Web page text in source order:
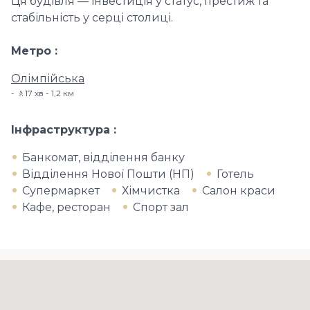
стабільність у серці столиці.
Метро
Олімпійська
🚶17 хв - 1,2 км
Інфраструктура
Банкомат, відділення банку
Відділення Нової Пошти (НП)
Готель
Супермаркет
Хімчистка
Салон краси
Кафе, ресторан
Спорт зал